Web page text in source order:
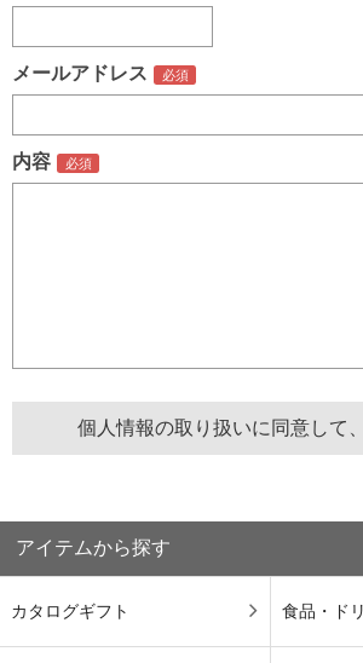
メールアドレス
内容
アイテムから探す
カタログギフト 食品・ド